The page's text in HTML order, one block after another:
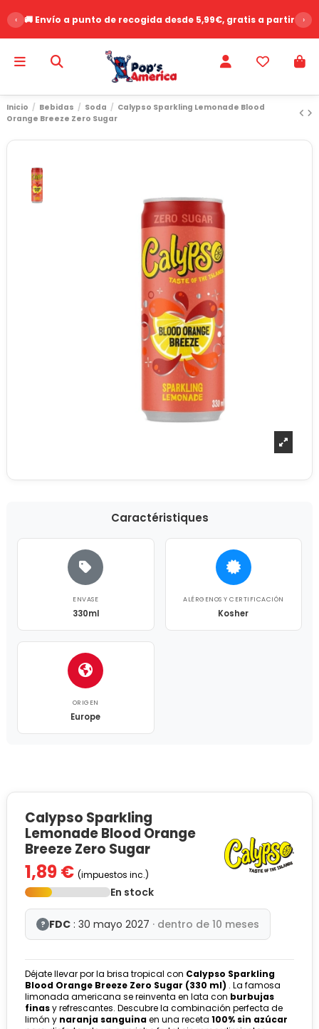
‹ 🚚 Envío a punto de recogida desde 5,99€, gratis a partir de
›
Inicio Bebidas Soda
Calypso Sparkling Lemonade Blood
Orange Breeze Zero Sugar
Caractéristiques
ENVASE
330ml
ALÉRGENOS Y CERTIFICACIÓN
Kosher
ORIGEN
Europe
Calypso Sparkling
Lemonade Blood Orange
Breeze Zero Sugar
1,89 € (impuestos inc.)
En stock
? FDC : 30 mayo 2027 · dentro de 10 meses
Déjate llevar por la brisa tropical con Calypso Sparkling
Blood Orange Breeze Zero Sugar (330 ml) . La famosa
limonada americana se reinventa en lata con burbujas
finasy refrescantes. Descubre la combinación perfecta de
limón y naranja sanguinaen una receta 100% sin azúcar